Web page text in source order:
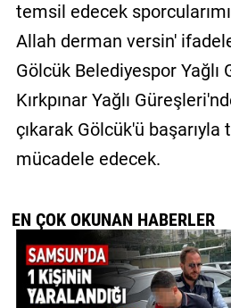
temsil edecek
Allah derman versin'
Gölcük Belediyespor Yağlı
Kırkpınar Yağlı
çıkarak Gölcük'ü
mücadele edecek.
EN ÇOK OKUNAN HABERLER